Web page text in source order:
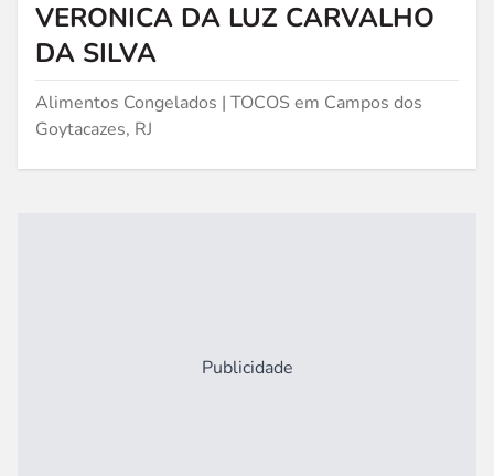
VERONICA DA LUZ CARVALHO
DA SILVA
Alimentos Congelados | TOCOS em Campos dos
Goytacazes, RJ
Publicidade